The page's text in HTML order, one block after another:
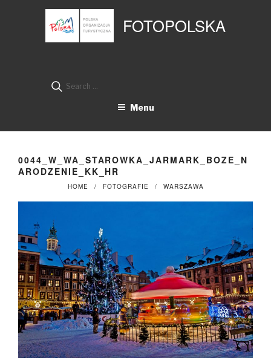
FOTOPOLSKA
Search
Menu
0044_W_WA_STAROWKA_JARMARK_BOZE_N
ARODZENIE_KK_HR
HOME FOTOGRAFIE WARSZAWA
Panel zarządzania plikami cookies